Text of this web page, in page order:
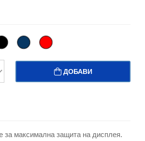
ДОБАВИ
за максимална защита на дисплея.